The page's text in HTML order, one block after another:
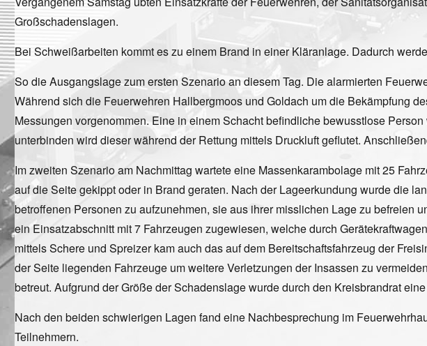
Großschadenslagen.
Bei Schweißarbeiten kommt es zu einem Brand in einer Kläranlage. Dadurch
So die Ausgangslage zum ersten Szenario an diesem Tag. Die alarmierten
Während sich die Feuerwehren Hallbergmoos und Goldach um die Bekämpfung
Messungen vorgenommen. Eine in einem Schacht befindliche bewusstlose
unterbinden wird dieser während der Rettung mittels Druckluft geflutet.
Im zweiten Szenario am Nachmittag wartete eine Massenkarambolage mit 25
auf die Seite gekippt oder in Brand geraten. Nach der Lageerkundung wurde die
betroffenen Personen zu aufzunehmen, sie aus ihrer misslichen Lage zu befreien
ein Einsatzabschnitt mit 7 Fahrzeugen zugewiesen, welche durch
mittels Schere und Spreizer kam auch das auf dem Bereitschaftsfahrzeug der
der Seite liegenden Fahrzeuge um weitere Verletzungen der Insassen zu
betreut. Aufgrund der Größe der Schadenslage wurde durch den Kreisbrandrat
Nach den beiden schwierigen Lagen fand eine Nachbesprechung im
Teilnehmern.